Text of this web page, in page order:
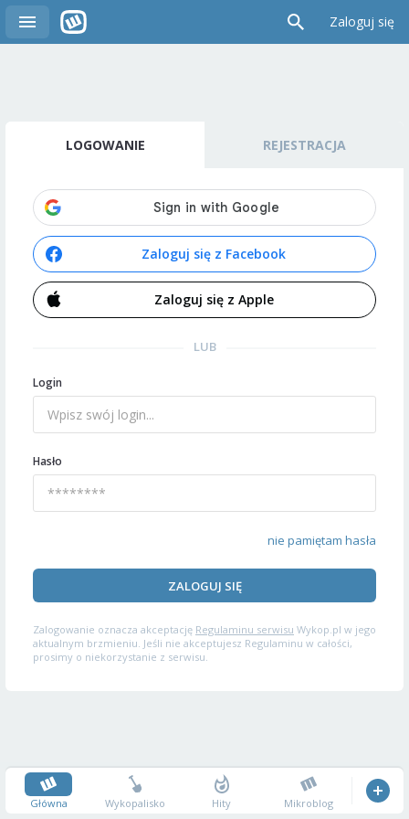
Zaloguj się
LOGOWANIE REJESTRACJA
Zaloguj się z Facebook
Zaloguj się z Apple
LUB
Login
Hasło
nie pamiętam hasła
ZALOGUJ SIĘ
Zalogowanie oznacza akceptację Regulaminu serwisu Wykop.pl w jego
aktualnym brzmieniu. Jeśli nie akceptujesz Regulaminu w całości,
prosimy o niekorzystanie z serwisu.
Główna Wykopalisko Hity Mikroblog